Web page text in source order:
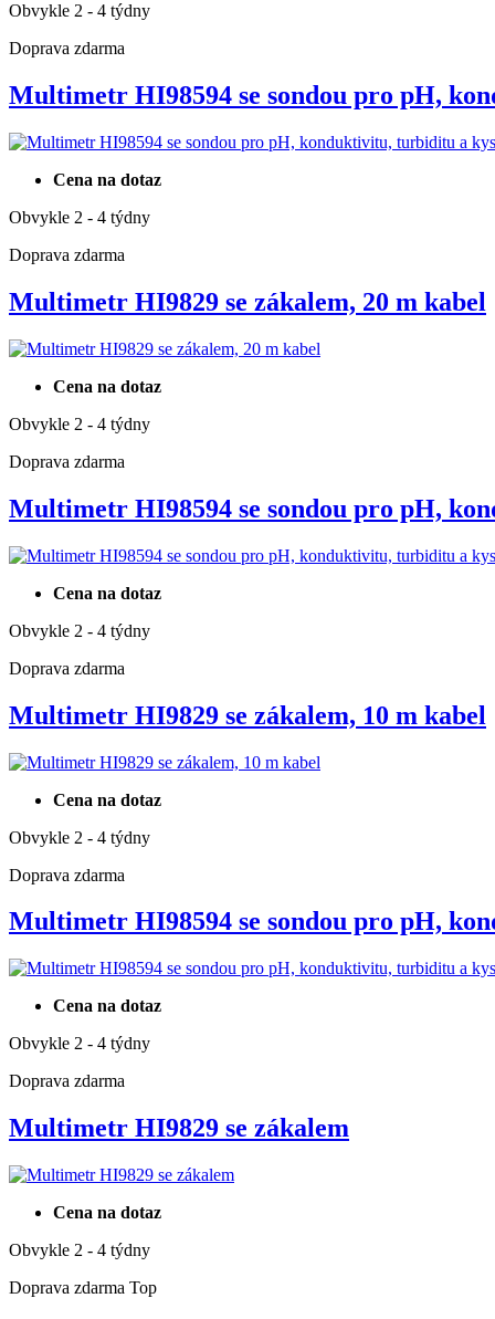
Obvykle 2 - 4 týdny
Doprava zdarma
Multimetr HI98594 se sondou pro pH,
Cena na dotaz
Obvykle 2 - 4 týdny
Doprava zdarma
Multimetr HI9829 se zákalem, 20 m kabel
Cena na dotaz
Obvykle 2 - 4 týdny
Doprava zdarma
Multimetr HI98594 se sondou pro pH,
Cena na dotaz
Obvykle 2 - 4 týdny
Doprava zdarma
Multimetr HI9829 se zákalem, 10 m kabel
Cena na dotaz
Obvykle 2 - 4 týdny
Doprava zdarma
Multimetr HI98594 se sondou pro pH,
Cena na dotaz
Obvykle 2 - 4 týdny
Doprava zdarma
Multimetr HI9829 se zákalem
Cena na dotaz
Obvykle 2 - 4 týdny
Doprava zdarma Top